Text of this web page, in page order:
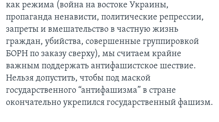
как режима (война на востоке Украины,
пропаганда ненависти, политические репрессии,
запреты и вмешательство в частную жизнь
граждан, убийства, совершенные группировкой
БОРН по заказу сверху), мы считаем крайне
важным поддержать антифашистское шествие.
Нельзя допустить, чтобы под маской
государственного “антифашизма” в стране
окончательно укрепился государственный фашизм.